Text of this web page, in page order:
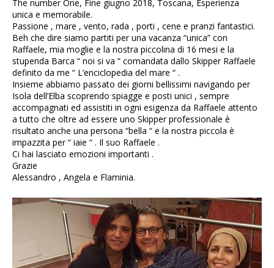
The number One, Fine giugno 2018, Toscana, Esperienza
unica e memorabile.
Passione , mare , vento, rada , porti , cene e pranzi fantastici.
Beh che dire siamo partiti per una vacanza “unica” con
Raffaele, mia moglie e la nostra piccolina di 16 mesi e la
stupenda Barca “ noi si va “ comandata dallo Skipper Raffaele
definito da me “ L’enciclopedia del mare “ .
Insieme abbiamo passato dei giorni bellissimi navigando per
Isola dell’Elba scoprendo spiagge e posti unici , sempre
accompagnati ed assistiti in ogni esigenza da Raffaele attento
a tutto che oltre ad essere uno Skipper professionale è
risultato anche una persona “bella “ e la nostra piccola è
impazzita per “ iaie “ . Il suo Raffaele .
Ci hai lasciato emozioni importanti .
Grazie
Alessandro , Angela e Flaminia.